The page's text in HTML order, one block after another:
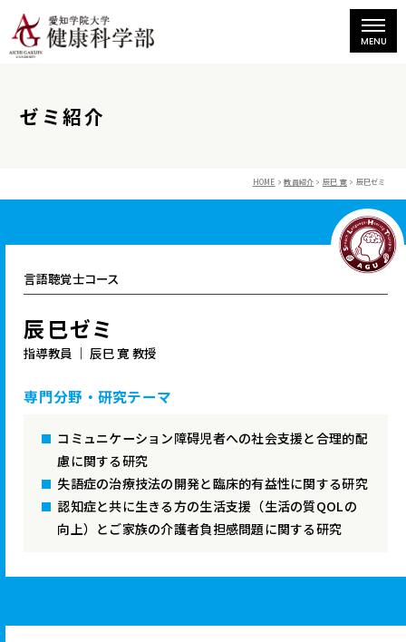
ゼミ紹介
HOME 教員紹介 辰巳 寛 辰巳ゼミ
言語聴覚士コース
辰巳ゼミ
指導教員 ｜ 辰巳 寛 教授
専門分野・研究テーマ
コミュニケーション障碍児者への社会支援と合理的配
慮に関する研究
失語症の治療技法の開発と臨床的有益性に関する研究
認知症と共に生きる方の生活支援（生活の質QOLの
向上）とご家族の介護者負担感問題に関する研究